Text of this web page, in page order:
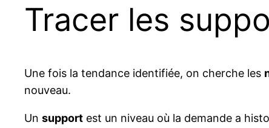
Tracer les
Une fois la tendance identifiée, on cherche les
nouveau.
Un support est un niveau où la demande a